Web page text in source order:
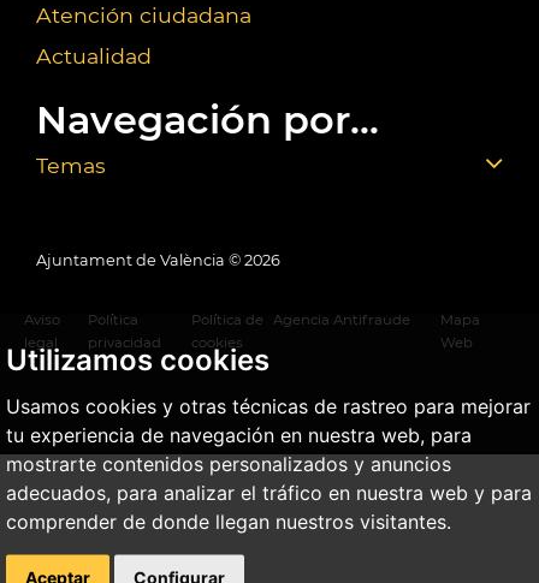
Utilizamos cookies
Usamos cookies y otras técnicas de rastreo para mejorar
tu experiencia de navegación en nuestra web, para
mostrarte contenidos personalizados y anuncios
adecuados, para analizar el tráfico en nuestra web y para
comprender de donde llegan nuestros visitantes.
Aceptar Configurar
Atención ciudadana
Actualidad
Navegación por...
Temas
Ajuntament de València © 2026
Aviso
legal
Política
privacidad
Política de
cookies
Agencia Antifraude
Mapa
Web